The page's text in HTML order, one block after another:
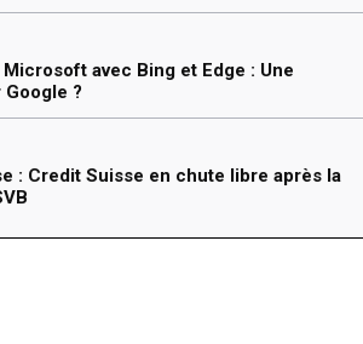
Microsoft avec Bing et Edge : Une
Google ?
: Credit Suisse en chute libre après la